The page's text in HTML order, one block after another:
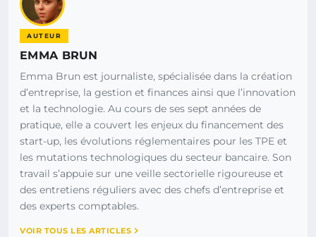
AUTEUR
EMMA BRUN
Emma Brun est journaliste, spécialisée dans la création
d’entreprise, la gestion et finances ainsi que l’innovation
et la technologie. Au cours de ses sept années de
pratique, elle a couvert les enjeux du financement des
start-up, les évolutions réglementaires pour les TPE et
les mutations technologiques du secteur bancaire. Son
travail s’appuie sur une veille sectorielle rigoureuse et
des entretiens réguliers avec des chefs d’entreprise et
des experts comptables.
VOIR TOUS LES ARTICLES